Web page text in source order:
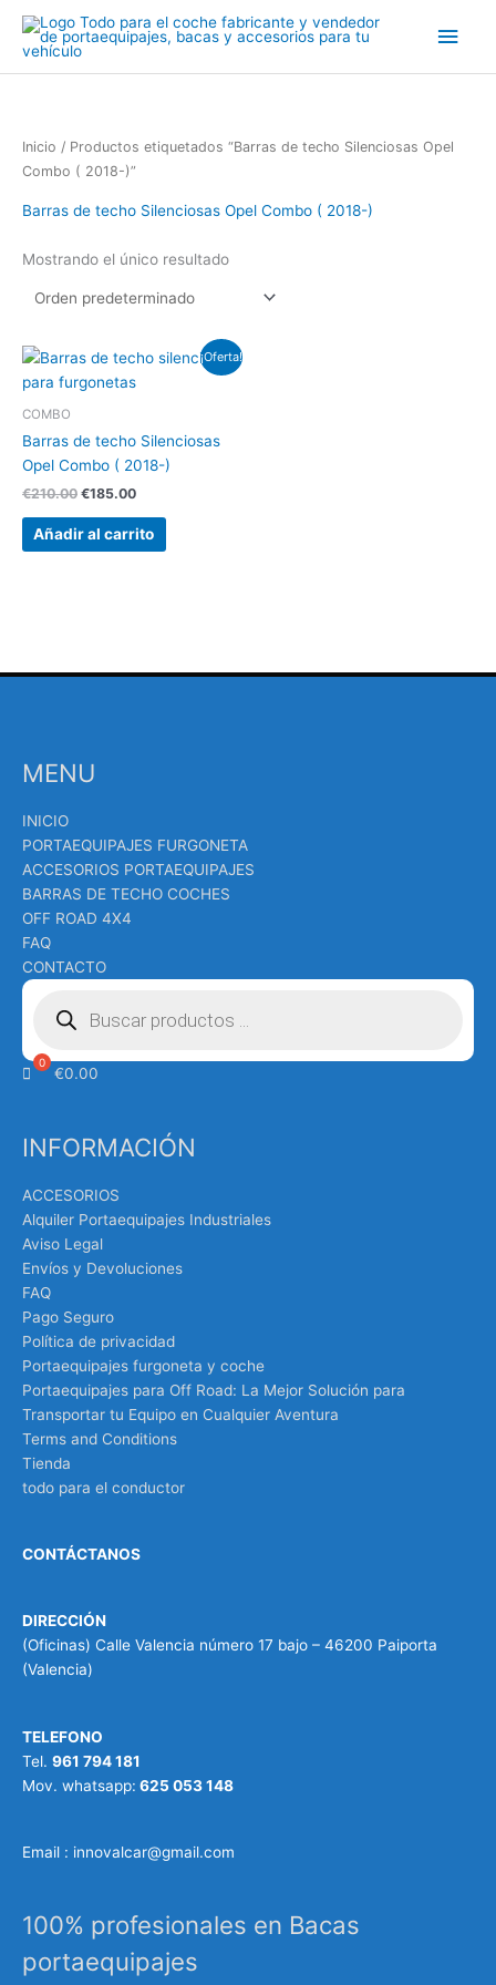
contenido
Inicio / Productos etiquetados “Barras de techo Silenciosas Opel
Combo ( 2018-)”
Barras de techo Silenciosas Opel Combo ( 2018-)
Mostrando el único resultado
¡Oferta!
COMBO
Barras de techo Silenciosas
Opel Combo ( 2018-)
€210.00
El
precio
original
€185.00
El
precio
actual
Añadir al carrito
MENU
INICIO
PORTAEQUIPAJES FURGONETA
ACCESORIOS PORTAEQUIPAJES
BARRAS DE TECHO COCHES
OFF ROAD 4X4
FAQ
CONTACTO
Búsqueda
productos
€0.00
INFORMACIÓN
ACCESORIOS
Alquiler Portaequipajes Industriales
Aviso Legal
Envíos y Devoluciones
FAQ
Pago Seguro
Política de privacidad
Portaequipajes furgoneta y coche
Portaequipajes para Off Road: La Mejor Solución para
Transportar tu Equipo en Cualquier Aventura
Terms and Conditions
Tienda
todo para el conductor
CONTÁCTANOS
DIRECCIÓN
(Oficinas) Calle Valencia número 17 bajo – 46200 Paiporta
(Valencia)
TELEFONO
Tel. 961 794 181
Mov. whatsapp: 625 053 148
Email : innovalcar@gmail.com
100% profesionales en Bacas
portaequipajes